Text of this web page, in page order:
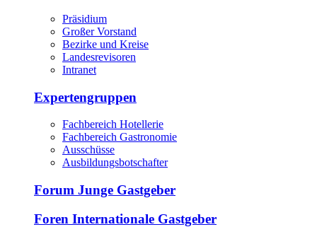
Präsidium
Großer Vorstand
Bezirke und Kreise
Landesrevisoren
Intranet
Expertengruppen
Fachbereich Hotellerie
Fachbereich Gastronomie
Ausschüsse
Ausbildungsbotschafter
Forum Junge Gastgeber
Foren Internationale Gastgeber